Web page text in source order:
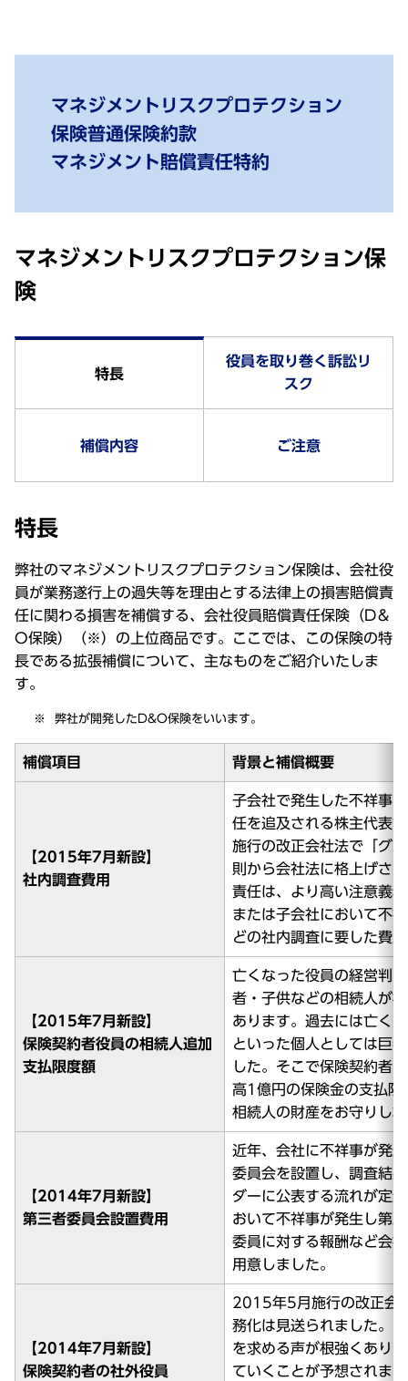
マネジメントリスクプロテクション
保険普通保険約款
マネジメント賠償責任特約
マネジメントリスクプロテクション保
険
特長
役員を取り巻く訴訟リ
スク
補償内容 ご注意
特長
弊社のマネジメントリスクプロテクション保険は、会社役
員が業務遂行上の過失等を理由とする法律上の損害賠償責
任に関わる損害を補償する、会社役員賠償責任保険（D＆
O保険）（※）の上位商品です。ここでは、この保険の特
長である拡張補償について、主なものをご紹介いたしま
す。
弊社が開発したD&O保険をいいます。
補償項目 背景と補償概要
【2015年7月新設】
社内調査費用
子会社で発生した不祥事
任を追及される株主代表
施行の改正会社法で「グ
則から会社法に格上げさ
責任は、より高い注意義
または子会社において不
どの社内調査に要した費
【2015年7月新設】
保険契約者役員の相続人追加
支払限度額
亡くなった役員の経営判
者・子供などの相続人が
あります。過去には亡く
といった個人としては巨
した。そこで保険契約者
高1億円の保険金の支払限
相続人の財産をお守りし
【2014年7月新設】
第三者委員会設置費用
近年、会社に不祥事が発
委員会を設置し、調査結
ダーに公表する流れが定
おいて不祥事が発生し第
委員に対する報酬など会
用意しました。
【2014年7月新設】
保険契約者の社外役員
2015年5月施行の改正会
務化は見送られました。
を求める声が根強くあり
ていくことが予想されま